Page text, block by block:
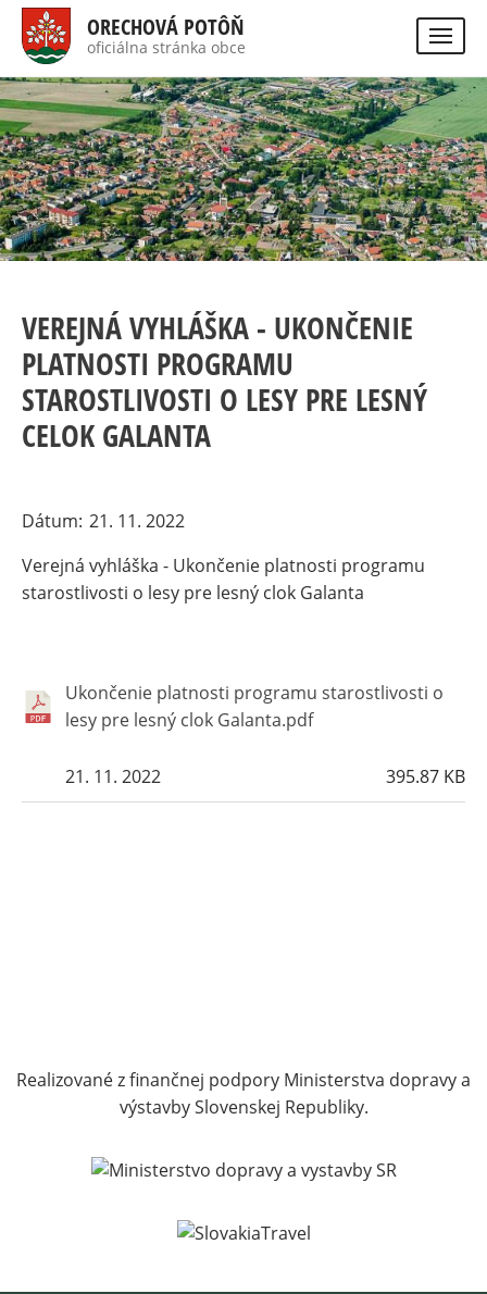
zum
ORECHOVÁ POTÔŇ
oficiálna stránka obce
site
version
VEREJNÁ VYHLÁŠKA - UKONČENIE
PLATNOSTI PROGRAMU
STAROSTLIVOSTI O LESY PRE LESNÝ
CELOK GALANTA
Dátum 21. 11. 2022
Verejná vyhláška - Ukončenie platnosti programu
starostlivosti o lesy pre lesný clok Galanta
Ukončenie platnosti programu starostlivosti o
lesy pre lesný clok Galanta.pdf
395.87 KB
21. 11. 2022
Realizované z finančnej podpory Ministerstva dopravy a
výstavby Slovenskej Republiky.